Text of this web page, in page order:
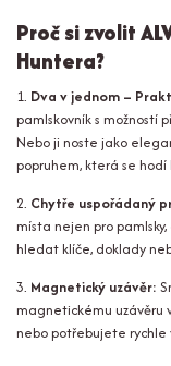
Proč si zvolit
Huntera?
1. Dva v jednom –
pamlskovník s možností
Nebo ji noste jako
popruhem, která se
2. Chytře uspořádaný
místa nejen pro
hledat klíče, doklady
3. Magnetický uzávěr:
magnetickému uzávěru
nebo potřebujete rychle